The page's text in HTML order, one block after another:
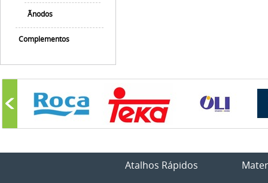
Ãnodos
Complementos
Atalhos Rápidos